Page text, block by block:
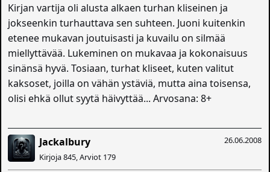
Kirjan vartija oli alusta alkaen turhan kliseinen ja
jokseenkin turhauttava sen suhteen. Juoni kuitenkin
etenee mukavan joutuisasti ja kuvailu on silmää
miellyttävää. Lukeminen on mukavaa ja kokonaisuus
sinänsä hyvä. Tosiaan, turhat kliseet, kuten valitut
kaksoset, joilla on vähän ystäviä, mutta aina toisensa,
olisi ehkä ollut syytä häivyttää... Arvosana: 8+
26.06.2008
Jackalbury
Kirjoja 845, Arviot 179